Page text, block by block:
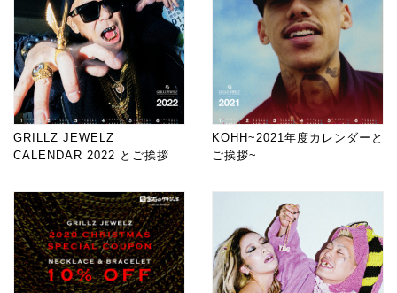
GRILLZ JEWELZ
CALENDAR 2022 とご挨拶
KOHH~2021年度カレンダーと
ご挨拶~